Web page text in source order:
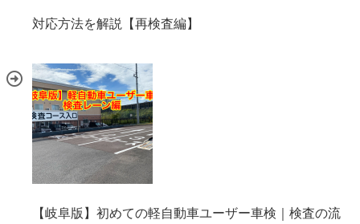
対応方法を解説【再検査編】
【岐阜版】初めての軽自動車ユーザー車検｜検査の流